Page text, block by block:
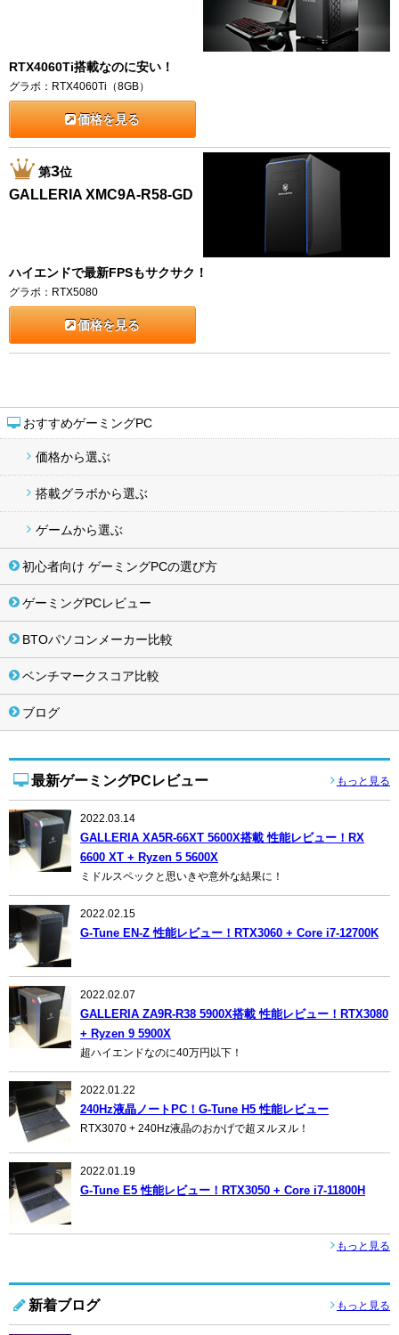
おすすめゲーミングPC
価格から選ぶ
搭載グラボから選ぶ
ゲームから選ぶ
初心者向け ゲーミングPCの選び方
ゲーミングPCレビュー
BTOパソコンメーカー比較
ベンチマークスコア比較
ブログ
最新ゲーミングPCレビュー もっと見る
2022.03.14
GALLERIA XA5R-66XT 5600X搭載 性能レビュー！RX
6600 XT + Ryzen 5 5600X
ミドルスペックと思いきや意外な結果に！
2022.02.15
G-Tune EN-Z 性能レビュー！RTX3060 + Core i7-12700K
2022.02.07
GALLERIA ZA9R-R38 5900X搭載 性能レビュー！RTX3080
+ Ryzen 9 5900X
超ハイエンドなのに40万円以下！
2022.01.22
240Hz液晶ノートPC！G-Tune H5 性能レビュー
RTX3070 + 240Hz液晶のおかげで超ヌルヌル！
2022.01.19
G-Tune E5 性能レビュー！RTX3050 + Core i7-11800H
もっと見る
新着ブログ もっと見る
RTX4060Ti搭載なのに安い！
グラボ：RTX4060Ti（8GB）
価格を見る
第3位
GALLERIA XMC9A-R58-GD
ハイエンドで最新FPSもサクサク！
グラボ：RTX5080
価格を見る